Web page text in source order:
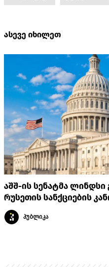
ასევე იხილეთ
აშშ-ის სენატმა
რუსეთის სანქციების
პუბლიკა